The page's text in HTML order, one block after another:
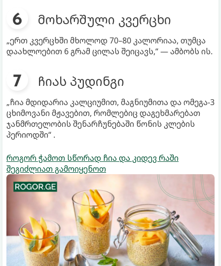
მოხარშული კვერცხი
„ერთ კვერცხში მხოლოდ 70–80 კალორიაა, თუმცა
დაახლოებით 6 გრამ ცილას შეიცავს,“ — ამბობს ის.
ჩიას პუდინგი
„ჩია მდიდარია კალციუმით, მაგნიუმითა და ომეგა-3
ცხიმოვანი მჟავებით, რომლებიც დაგეხმარებათ
ჯანმრთელობის შენარჩუნებაში წონის კლების
პერიოდში“ .
როგორ ჭამოთ სწორად ჩია და კიდევ რაში
შეგიძლიათ გამოიყენოთ